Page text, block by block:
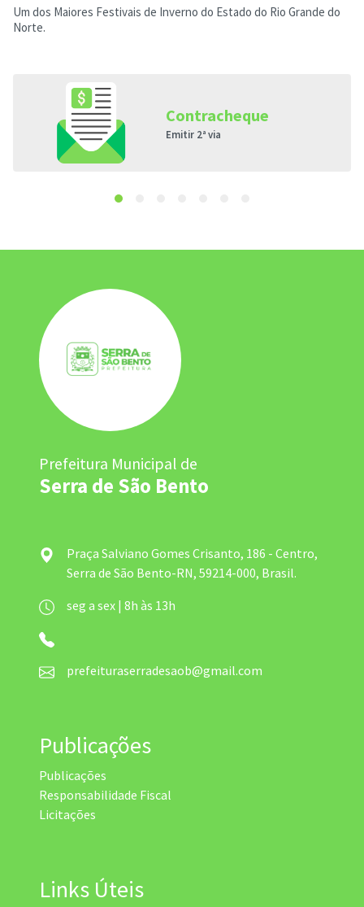
Um dos Maiores Festivais de Inverno do Estado do Rio Grande do
Norte.
Contracheque
Emitir 2ª via
Prefeitura Municipal de
Serra de São Bento
Praça Salviano Gomes Crisanto, 186 - Centro,
Serra de São Bento-RN, 59214-000, Brasil.
seg a sex | 8h às 13h
prefeituraserradesaob@gmail.com
Publicações
Publicações
Responsabilidade Fiscal
Licitações
Links Úteis